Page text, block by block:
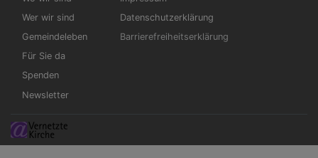
Wer wir sind
Gemeindeleben
Für Sie da
Spenden
Newsletter
Datenschutzerklärung
Barrierefreiheitserklärung